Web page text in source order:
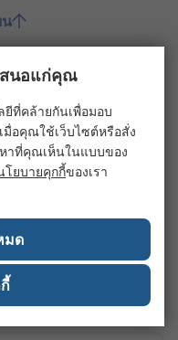
สนอแก่คุณ
ยีที่คล้ายกันเพื่อมอบ
อคุณใช้เว็บไซต์หรือสั่ง
าที่คุณเห็นในแบบของ
โยบายคุกกี้ของเรา
มด